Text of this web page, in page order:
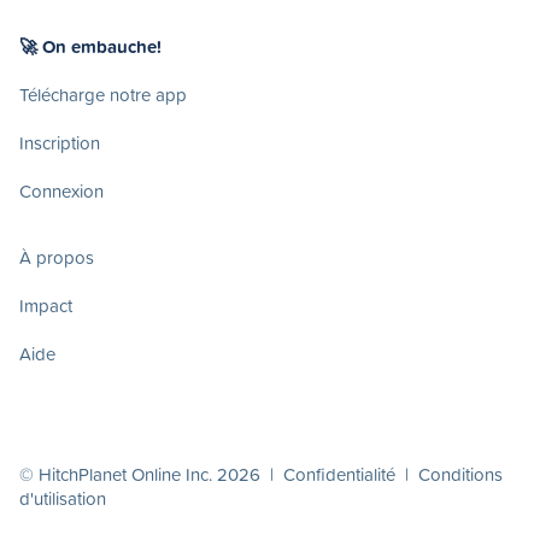
🚀 On embauche!
Télécharge notre app
Inscription
Connexion
À propos
Impact
Aide
© HitchPlanet Online Inc. 2026 | Confidentialité | Conditions
d'utilisation